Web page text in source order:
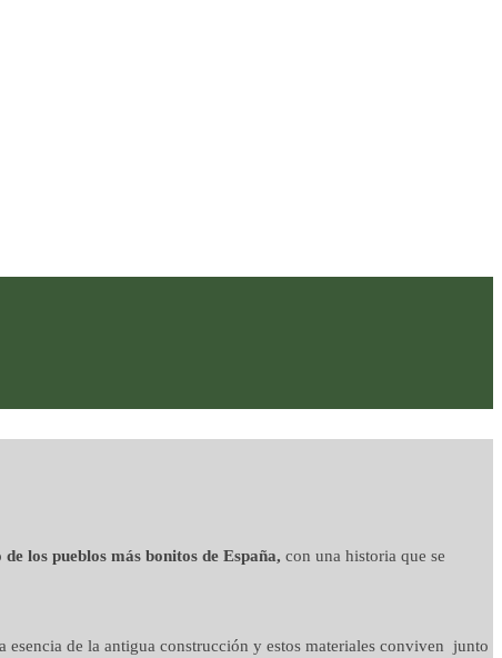
de los pueblos más bonitos de España, con una historia que se
esencia de la antigua construcción y estos materiales conviven junto